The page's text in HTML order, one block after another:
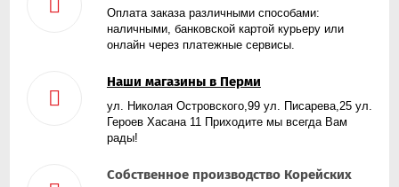
Оплата заказа различными способами:
наличными, банковской картой курьеру или
онлайн через платежные сервисы.
Наши магазины в Перми
ул. Николая Островского,99 ул. Писарева,25 ул.
Героев Хасана 11 Приходите мы всегда Вам
рады!
Собственное производство Корейских